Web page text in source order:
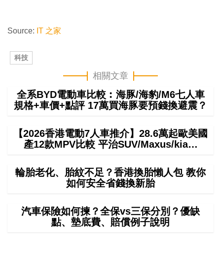
Source: IT 之家
科技
相關文章
全系BYD電動車比較︰海豚/海豹/M6七人車
規格+車價+點評 17萬買海豚要預錢換避震？
【2026香港電動7人車推介】28.6萬起歐美國
產12款MPV比較 平治SUV/Maxus/kia…
輪胎老化、胎紋不足？香港換胎懶人包 教你
如何安全省錢換新胎
汽車保險如何揀？全保vs三保分別？優缺
點、墊底費、賠償例子說明